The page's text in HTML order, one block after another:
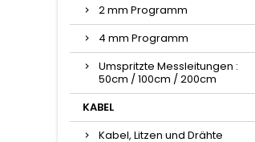
2 mm Programm
4 mm Programm
Umspritzte Messleitungen :
50cm / 100cm / 200cm
KABEL
Kabel, Litzen und Drähte